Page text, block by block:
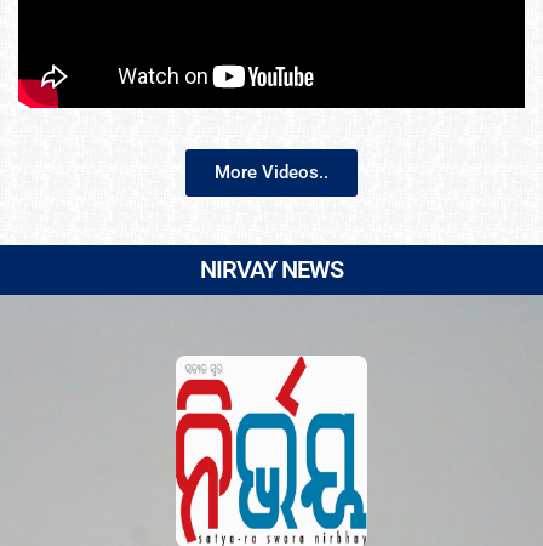
More Videos..
NIRVAY NEWS